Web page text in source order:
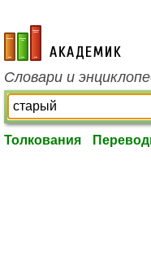
academic.ru
Словари и
Толкования